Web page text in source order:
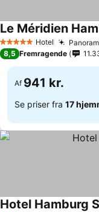
5 Stjerner Hotel
Le Méridien
8,5 Fremragende
Af 941 kr.
Se priser fra 17
Hotel Hamburg